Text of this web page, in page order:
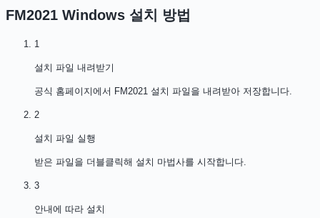
FM2021 Windows 설치 방법
1
설치 파일 내려받기
공식 홈페이지에서 FM2021 설치 파일을 내려받아 저장합니다.
2
설치 파일 실행
받은 파일을 더블클릭해 설치 마법사를 시작합니다.
3
안내에 따라 설치